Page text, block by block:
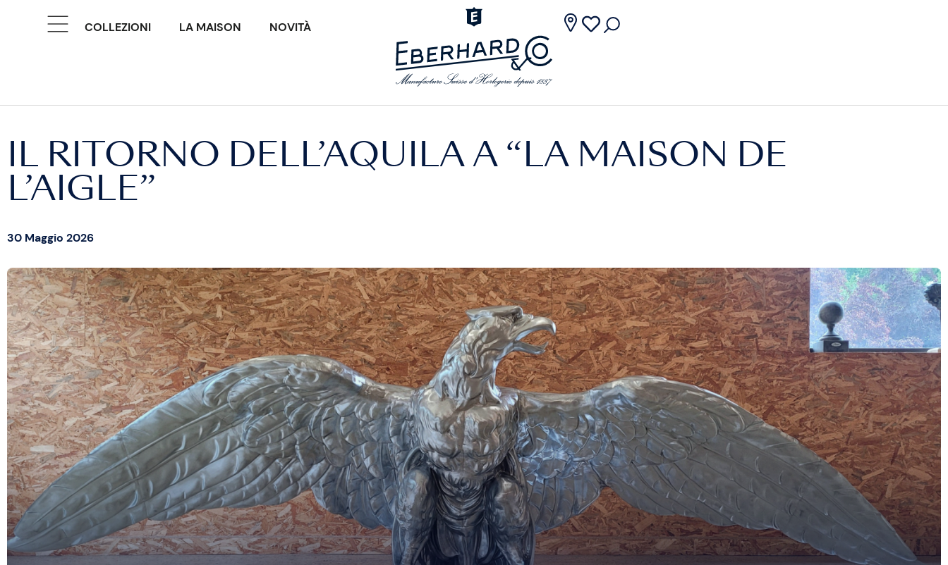
COLLEZIONI LA MAISON NOVITÀ
IL RITORNO DELL’AQUILA A “LA MAISON DE
L’AIGLE”
30 Maggio 2026